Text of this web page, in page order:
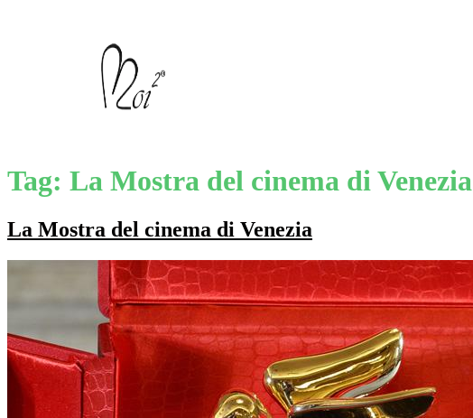
Tag: La Mostra del cinema di Venezia
La Mostra del cinema di Venezia